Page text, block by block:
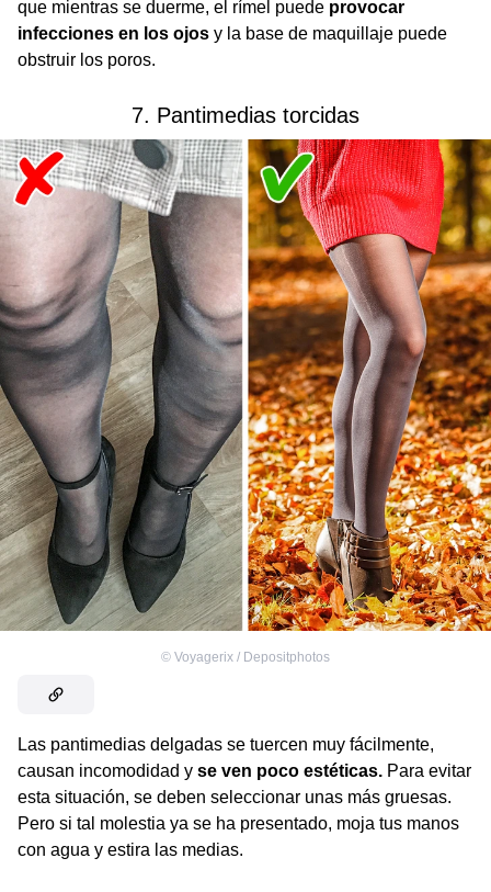
que mientras se duerme, el rímel puede provocar
infecciones en los ojos y la base de maquillaje puede
obstruir los poros.
7. Pantimedias torcidas
© Voyagerix / Depositphotos
Las pantimedias delgadas se tuercen muy fácilmente,
causan incomodidad y se ven poco estéticas. Para evitar
esta situación, se deben seleccionar unas más gruesas.
Pero si tal molestia ya se ha presentado, moja tus manos
con agua y estira las medias.